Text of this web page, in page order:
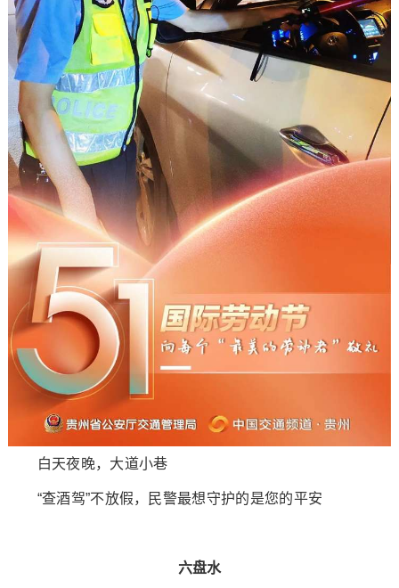
白天夜晚，大道小巷
“查酒驾”不放假，民警最想守护的是您的平安
六盘水